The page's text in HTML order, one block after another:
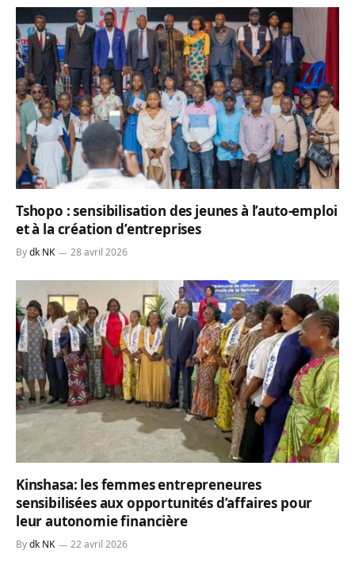
Tshopo : sensibilisation des jeunes à l’auto-emploi
et à la création d’entreprises
Bydk NK 28 avril 2026
Kinshasa: les femmes entrepreneures
sensibilisées aux opportunités d’affaires pour
leur autonomie financière
Bydk NK 22 avril 2026